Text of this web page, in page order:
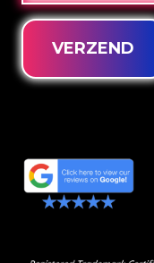
VERZEND